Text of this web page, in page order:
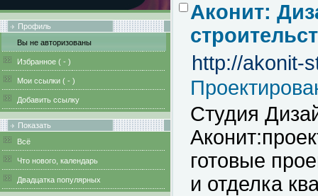
Профиль
Вы не авторизованы
Избранное ( - )
Мои ссылки ( - )
Добавить ссылку
Показать
Всё
Что нового, календарь
Двадцатка популярных
Аконит:
http://akonit-
Студия
готовые
и отделка